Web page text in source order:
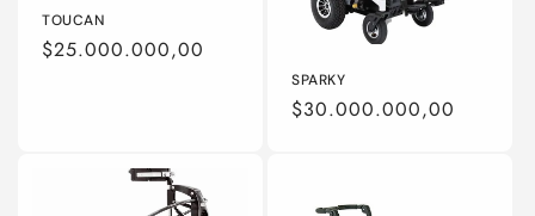
TOUCAN
Precio
$25.000.000,00
SPARKY
Precio
$30.000.000,00